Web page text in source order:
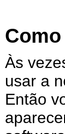
Às
usar a
Então